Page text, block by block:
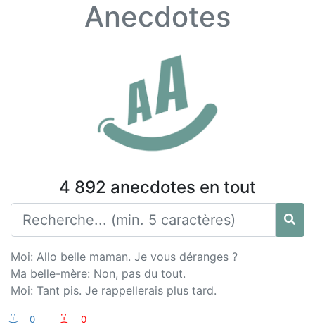
Anecdotes
4 892 anecdotes en tout
Moi: Allo belle maman. Je vous déranges ?
Ma belle-mère: Non, pas du tout.
Moi: Tant pis. Je rappellerais plus tard.
:-) 0 :-(
0